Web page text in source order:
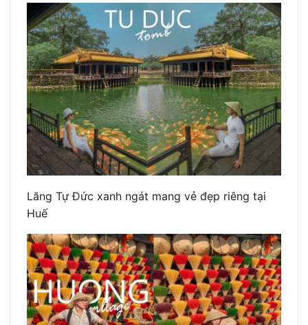
Lăng Tự Đức xanh ngát mang vẻ đẹp riêng tại
Huế